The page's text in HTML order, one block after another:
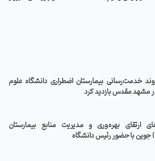
خدمت‌رسانی بیمارستان اضطراری دانشگاه علوم
مشهد مقدس بازدید کرد
ارتقای بهره‌وری و مدیریت منابع بیمارستان
جوین با حضور رئیس دانشگاه